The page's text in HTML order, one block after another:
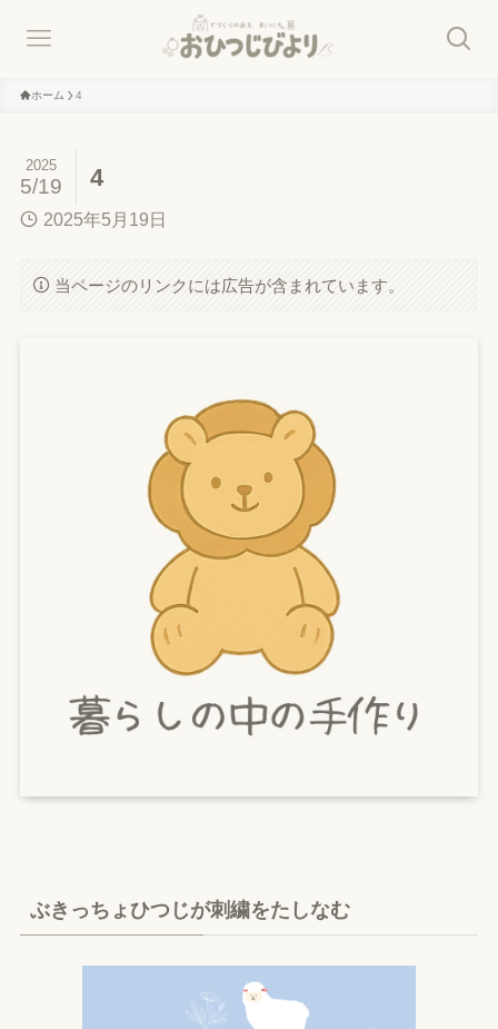
ホーム 4
4
2025
5/19
2025年5月19日
当ページのリンクには広告が含まれています。
ぶきっちょひつじが刺繍をたしなむ